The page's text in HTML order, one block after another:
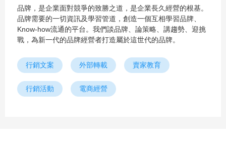
品牌，是企業面對競爭的致勝之道，是企業長久經營的根基。
品牌需要的一切資訊及學習管道，創造一個互相學習品牌、
Know-how流通的平台。我們談品牌、論策略、講趨勢、迎挑
戰，為新一代的品牌經營者打造屬於這世代的品牌。
行銷文案 外部轉載 賣家教育
行銷活動 電商經營